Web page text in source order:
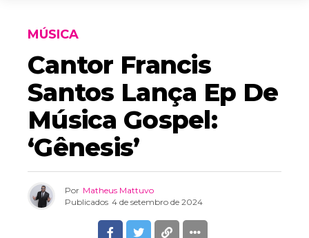
SBT- SISTEMA BRASILEIRO DE TELEVISÃO
MÚSICA
Cantor Francis
Santos Lança Ep De
Música Gospel:
‘Gênesis’
Por Matheus Mattuvo
Publicados 4 de setembro de 2024